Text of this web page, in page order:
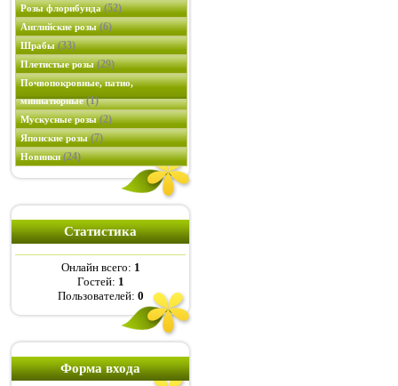
Розы флорибунда(52)
Английские розы(6)
Шрабы(33)
Плетистые розы(29)
Почвопокровные, патио,
миниатюрные(1)
Мускусные розы(2)
Японские розы(7)
Новинки(24)
Статистика
Онлайн всего: 1
Гостей: 1
Пользователей: 0
Форма входа